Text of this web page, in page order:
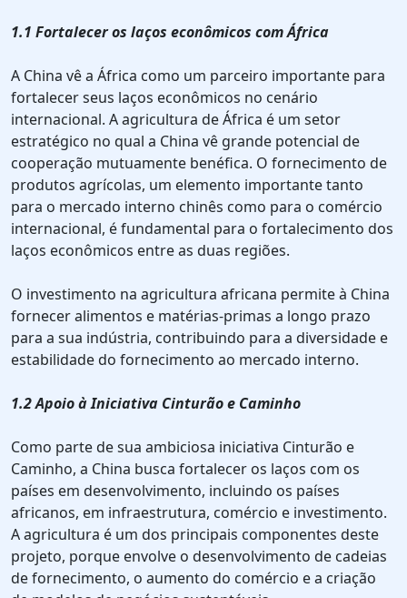
1.1 Fortalecer os laços econômicos com África
A China vê a África como um parceiro importante para
fortalecer seus laços econômicos no cenário
internacional. A agricultura de África é um setor
estratégico no qual a China vê grande potencial de
cooperação mutuamente benéfica. O fornecimento de
produtos agrícolas, um elemento importante tanto
para o mercado interno chinês como para o comércio
internacional, é fundamental para o fortalecimento dos
laços econômicos entre as duas regiões.
O investimento na agricultura africana permite à China
fornecer alimentos e matérias-primas a longo prazo
para a sua indústria, contribuindo para a diversidade e
estabilidade do fornecimento ao mercado interno.
1.2 Apoio à Iniciativa Cinturão e Caminho
Como parte de sua ambiciosa iniciativa Cinturão e
Caminho, a China busca fortalecer os laços com os
países em desenvolvimento, incluindo os países
africanos, em infraestrutura, comércio e investimento.
A agricultura é um dos principais componentes deste
projeto, porque envolve o desenvolvimento de cadeias
de fornecimento, o aumento do comércio e a criação